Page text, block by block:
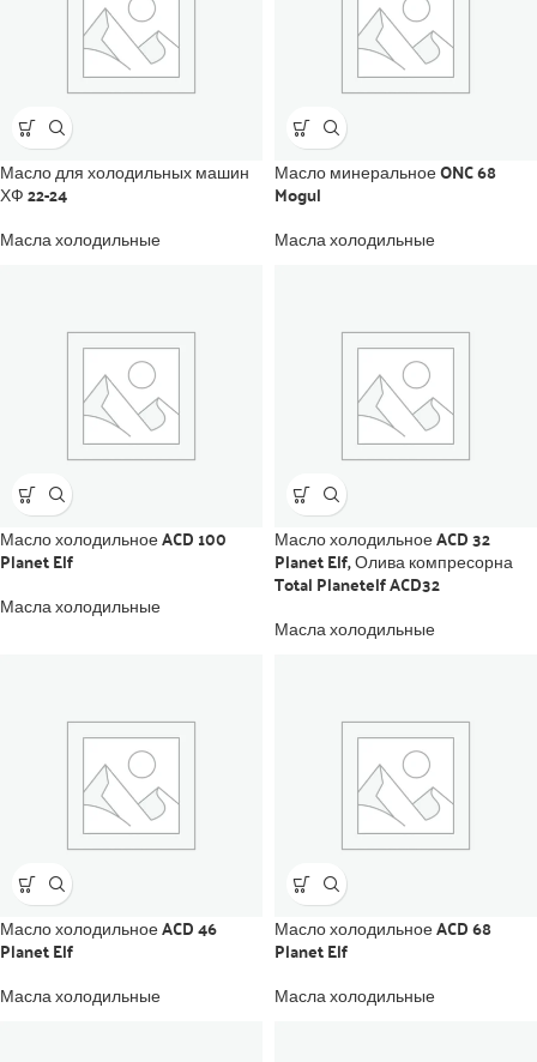
Масло для холодильных машин
ХФ 22-24
Масла холодильные
Масло минеральное ONC 68
Mogul
Масла холодильные
Масло холодильное ACD 100
Planet Elf
Масла холодильные
Масло холодильное ACD 32
Planet Elf, Олива компресорна
Total Planetelf ACD32
Масла холодильные
Масло холодильное ACD 46
Planet Elf
Масла холодильные
Масло холодильное ACD 68
Planet Elf
Масла холодильные